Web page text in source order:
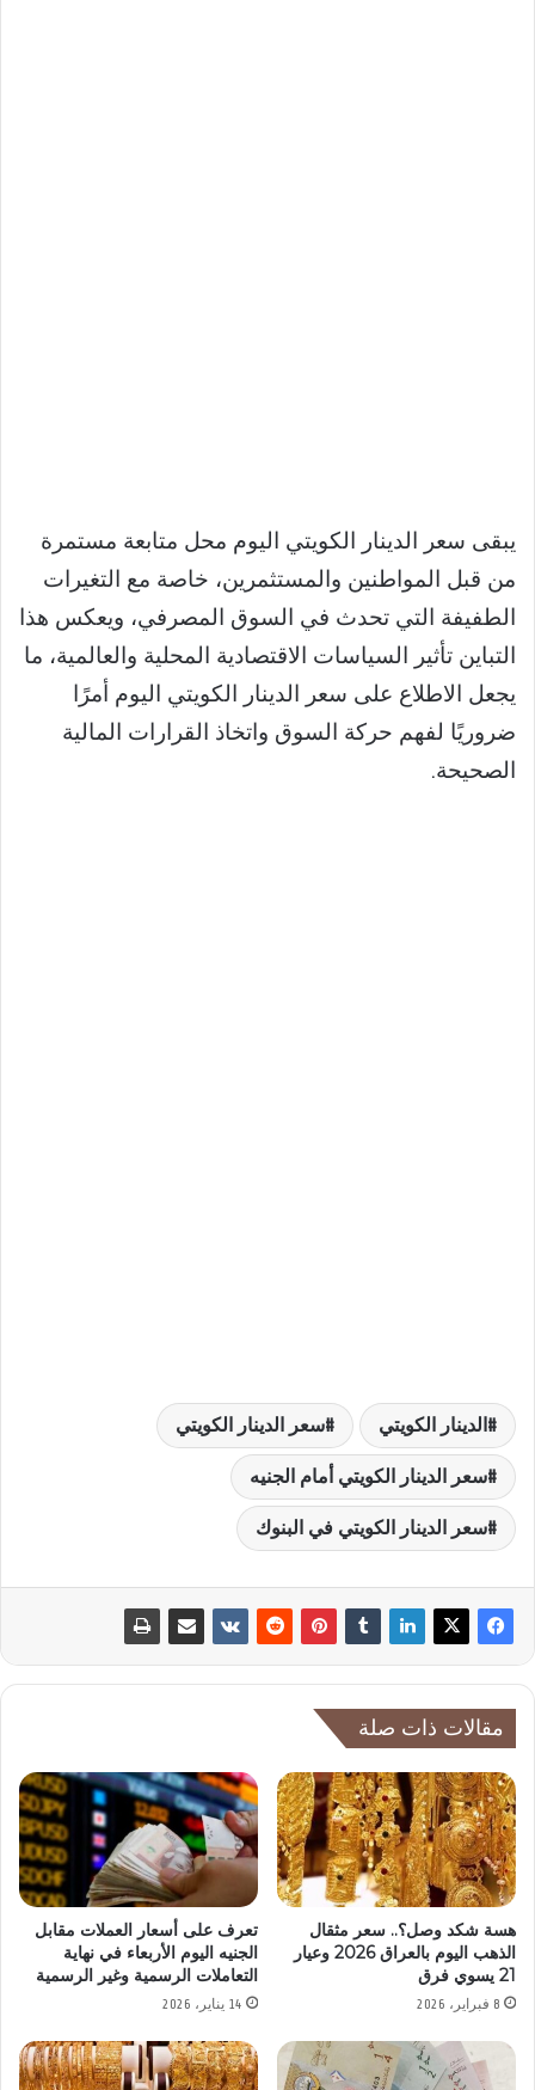
يبقى سعر الدينار الكويتي اليوم محل متابعة مستمرة
من قبل المواطنين والمستثمرين، خاصة مع التغيرات
الطفيفة التي تحدث في السوق المصرفي، ويعكس هذا
التباين تأثير السياسات الاقتصادية المحلية والعالمية، ما
يجعل الاطلاع على سعر الدينار الكويتي اليوم أمرًا
ضروريًا لفهم حركة السوق واتخاذ القرارات المالية
الصحيحة.
الدينار الكويتي سعر الدينار الكويتي
سعر الدينار الكويتي أمام الجنيه
سعر الدينار الكويتي في البنوك
مقالات ذات صلة
هسة شكد وصل؟.. سعر مثقال
الذهب اليوم بالعراق 2026 وعيار
21 يسوي فرق
8 فبراير، 2026
تعرف على أسعار العملات مقابل
الجنيه اليوم الأربعاء في نهاية
التعاملات الرسمية وغير الرسمية
14 يناير، 2026